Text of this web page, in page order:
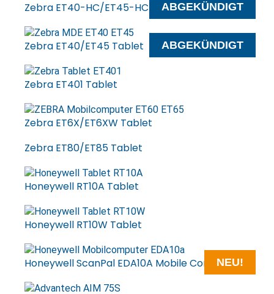
ABGEKÜNDIGT
Zebra ET40-HC/ET45-HC Tablet
ABGEKÜNDIGT
Zebra ET40/ET45 Tablet
Zebra ET401 Tablet
Zebra ET6X/ET6XW Tablet
Zebra ET80/ET85 Tablet
Honeywell RT10A Tablet
Honeywell RT10W Tablet
NEU!
Honeywell ScanPal EDA10A Mobile Computer